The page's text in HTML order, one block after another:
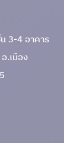
3-4 อาคาร
.เมือง